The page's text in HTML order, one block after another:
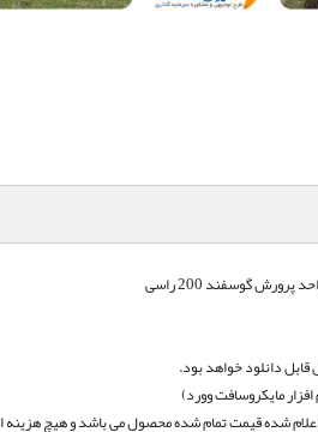
گوسفند 200 راسی
قابل دانلود خواهد بود.
مایکروسافت وورد)
شده قیمت تمام شده محصول می باشد و هیچ هزینه